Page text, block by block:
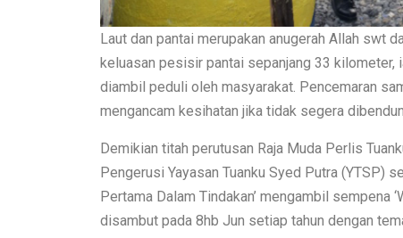
Laut dan pantai merupakan anugerah Allah swt
keluasan pesisir pantai sepanjang 33 kilometer,
diambil peduli oleh masyarakat. Pencemaran
mengancam kesihatan jika tidak segera
Demikian titah perutusan Raja Muda Perlis
Pengerusi Yayasan Tuanku Syed Putra (YTSP)
Pertama Dalam Tindakan’ mengambil sempena
disambut pada 8hb Jun setiap tahun dengan